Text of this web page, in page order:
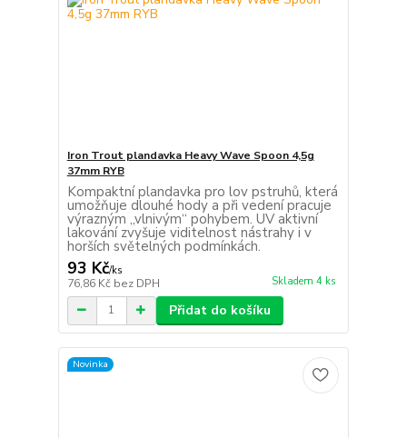
Iron Trout plandavka Heavy Wave Spoon 4,5g
37mm RYB
Kompaktní plandavka pro lov pstruhů, která
umožňuje dlouhé hody a při vedení pracuje
výrazným „vlnivým“ pohybem. UV aktivní
lakování zvyšuje viditelnost nástrahy i v
horších světelných podmínkách.
93 Kč/ks
76,86 Kč bez DPH Skladem 4 ks
Přidat do košíku
Novinka